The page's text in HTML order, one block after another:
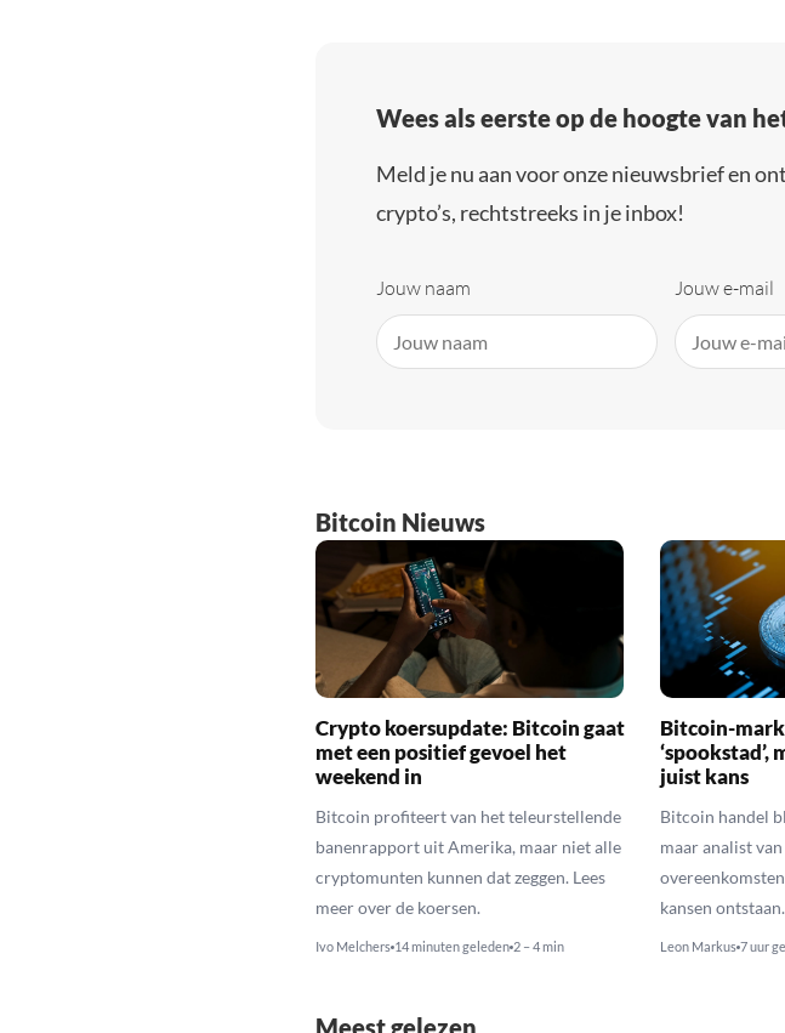
Wees als eerste op de hoogte van
Meld je nu aan voor onze nieuwsbrief en
crypto’s, rechtstreeks in je inbox!
Jouw naam Jouw e-mail
Bitcoin Nieuws
Crypto koersupdate: Bitcoin gaat
met een positief gevoel het
weekend in
Bitcoin profiteert van het teleurstellende
banenrapport uit Amerika, maar niet alle
cryptomunten kunnen dat zeggen. Lees
meer over de koersen.
Ivo Melchers 14 minuten geleden 2 – 4 min
Bitcoin-
‘spookstad’,
juist kans
Bitcoin handel
maar analist
kansen ontstaan.
Leon Markus 7 uur
Meest gelezen